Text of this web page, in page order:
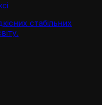
стабільних